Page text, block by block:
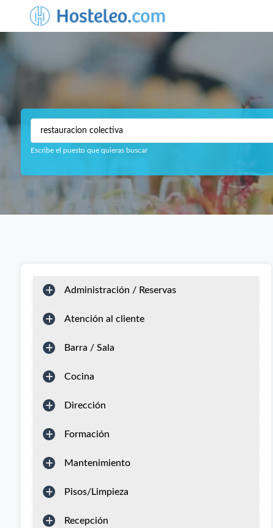
Escribe el puesto que quieras buscar
Administración / Reservas
Atención al cliente
Barra / Sala
Cocina
Dirección
Formación
Mantenimiento
Pisos/Limpieza
Recepción